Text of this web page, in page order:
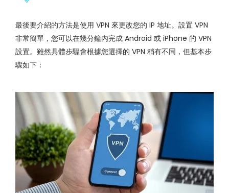
最後要介紹的方法是使用 VPN 來更改您的 IP 地址。設置 VPN
非常簡單，您可以在幾分鐘內完成 Android 或 iPhone 的 VPN
設置。雖然具體步驟會根據您選擇的 VPN 稍有不同，但基本步
驟如下：